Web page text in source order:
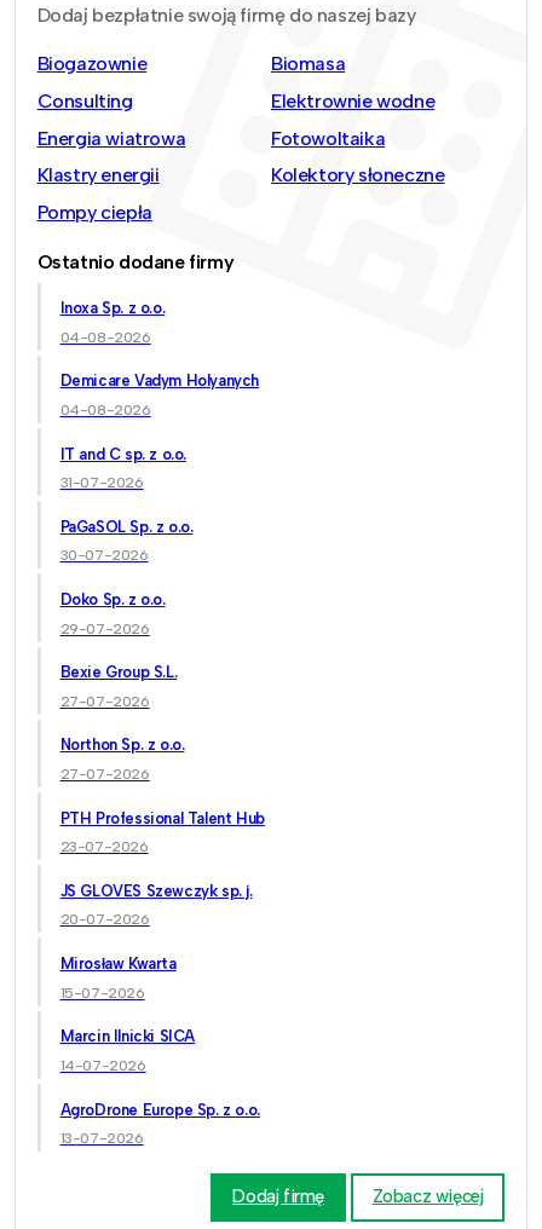
Dodaj bezpłatnie swoją firmę do naszej bazy
Biogazownie
Biomasa
Consulting
Elektrownie wodne
Energia wiatrowa
Fotowoltaika
Klastry energii
Kolektory słoneczne
Pompy ciepła
Ostatnio dodane firmy
Inoxa Sp. z o.o.
04-08-2026
Demicare Vadym Holyanych
04-08-2026
IT and C sp. z o.o.
31-07-2026
PaGaSOL Sp. z o.o.
30-07-2026
Doko Sp. z o.o.
29-07-2026
Bexie Group S.L.
27-07-2026
Northon Sp. z o.o.
27-07-2026
PTH Professional Talent Hub
23-07-2026
JS GLOVES Szewczyk sp. j.
20-07-2026
Mirosław Kwarta
15-07-2026
Marcin Ilnicki SICA
14-07-2026
AgroDrone Europe Sp. z o.o.
13-07-2026
Dodaj firmę Zobacz więcej